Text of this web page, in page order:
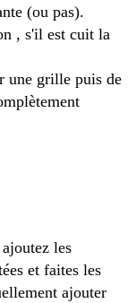
(ou pas).
, s'il est cuit la
une grille puis de
les
et faites les
ajouter